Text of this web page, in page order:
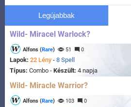
Legújabbak
Wild- Miracel Warlock?
Alfons (Rare) 51 0
Lapok: 22 Lény - 8 Spell
Típus: Combo - Készült: 4 napja
Wild- Miracle Warrior?
Alfons (Rare) 103 0